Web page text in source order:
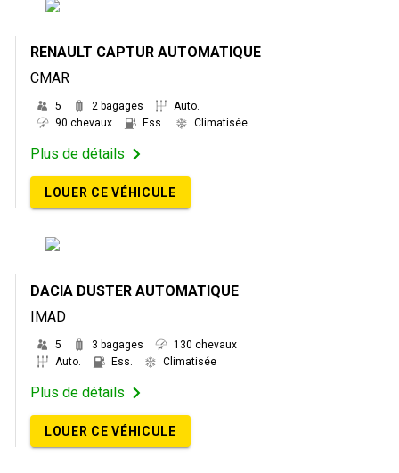
RENAULT CAPTUR AUTOMATIQUE
CMAR
5 2 bagages
Auto.
90 chevaux
Ess. Climatisée
Plus de détails
LOUER CE VÉHICULE
DACIA DUSTER AUTOMATIQUE
IMAD
5 3 bagages
130 chevaux
Auto.
Ess. Climatisée
Plus de détails
LOUER CE VÉHICULE